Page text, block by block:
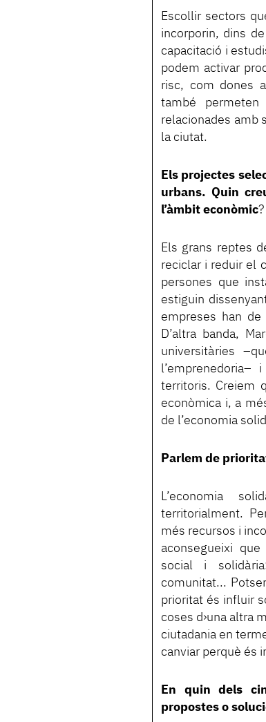
Escollir sectors
incorporin, dins
capacitació i
podem activar
risc, com dones
també permeten
relacionades amb
la ciutat.
Els projectes
urbans. Quin
l’àmbit econòmic?
Els grans reptes
reciclar i reduir el
persones que
estiguin
empreses han
D’altra banda,
universitàries
territoris. Creiem
econòmica i, a
de l’economia
Parlem de
L’economia
territorialment.
més recursos i
aconsegueixi
social i
comunitat...
prioritat és influir
coses d›una altra
ciutadania en
canviar perquè és
En quin dels
propostes o